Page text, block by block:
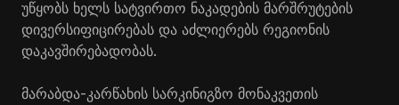
უწყობს ხელს სატვირთო ნაკადების მარშრუტების
დივერსიფიცირებას და აძლიერებს რეგიონის
დაკავშირებადობას.
მარაბდა-კარწახის სარკინიგზო მონაკვეთის